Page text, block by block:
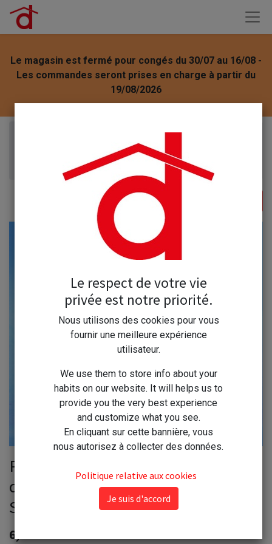
Le magasin est fermé pour congés du 30/07 au 16/08 -
Les commandes seront prises en charge à partir du
19/08/2026
Propre Odeur DS LONDRES 20 doses de 15ml
Détergent Surodorant Sols et Surfaces
Propre Odeur DS LONDRES 20
doses de 15ml Détergent
Surodorant Sols et Surfaces
6,60
Le respect de votre vie
privée est notre priorité.
Nous utilisons des cookies pour vous
fournir une meilleure expérience
utilisateur.
We use them to store info about your
habits on our website. It will helps us to
provide you the very best experience
and customize what you see.
En cliquant sur cette bannière, vous
nous autorisez à collecter des données.
Politique relative aux cookies
Je suis d'accord